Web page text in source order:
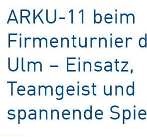
ARKU-11 beim
Firmenturnier
Ulm – Einsatz,
Teamgeist und
spannende